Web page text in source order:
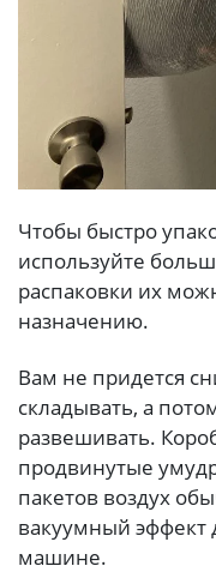
Чтобы быстро
используйте
распаковки их
назначению.
Вам не придется
складывать, а
развешивать.
продвинутые
пакетов воздух
вакуумный эффект
машине.